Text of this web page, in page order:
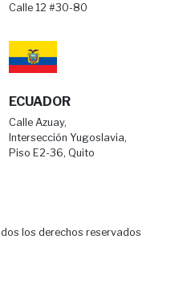
Calle 12 #30-80
ECUADOR
Calle Azuay,
Intersección Yugoslavia,
Piso E2-36, Quito
los derechos reservados